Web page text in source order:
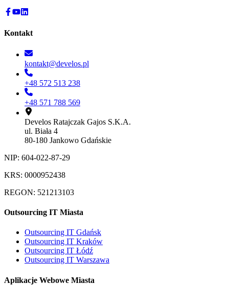
Kontakt
kontakt@develos.pl
+48 572 513 238
+48 571 788 569
Develos Ratajczak Gajos S.K.A.
ul. Biała 4
80-180 Jankowo Gdańskie
NIP: 604-022-87-29
KRS: 0000952438
REGON: 521213103
Outsourcing IT Miasta
Outsourcing IT Gdańsk
Outsourcing IT Kraków
Outsourcing IT Łódź
Outsourcing IT Warszawa
Aplikacje Webowe Miasta